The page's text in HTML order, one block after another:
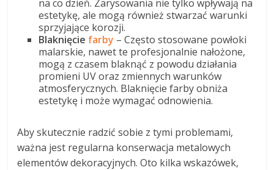
na co dzień. Zarysowania nie tylko wpływają na
estetykę, ale mogą również stwarzać warunki
sprzyjające korozji.
Blaknięcie farby – Często stosowane powłoki
malarskie, nawet te profesjonalnie nałożone,
mogą z czasem blaknąć z powodu działania
promieni UV oraz zmiennych warunków
atmosferycznych. Blaknięcie farby obniża
estetykę i może wymagać odnowienia.
Aby skutecznie radzić sobie z tymi problemami,
ważna jest regularna konserwacja metalowych
elementów dekoracyjnych. Oto kilka wskazówek,